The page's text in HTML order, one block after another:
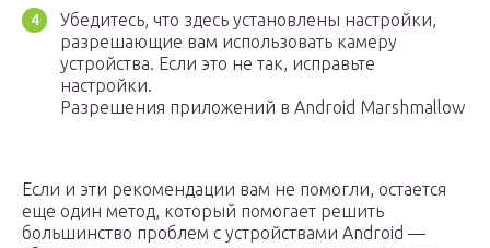
Убедитесь, что здесь установлены настройки,
разрешающие вам использовать камеру
устройства. Если это не так, исправьте
настройки.
Разрешения приложений в Android Marshmallow
Если и эти рекомендации вам не помогли, остается
еще один метод, который помогает решить
большинство проблем с устройствами Android —